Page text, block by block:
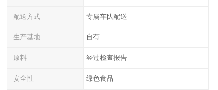
配送方式 专属车队配送
生产基地 自有
原料 经过检查报告
安全性 绿色食品